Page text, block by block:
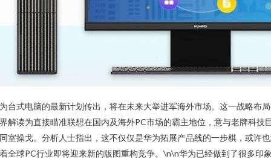
台式电脑的最新计划传出，将在未来大举进军海外市场。这一战略布
解读为直接瞄准联想在国内及海外PC市场的霸主地位，意与老牌科技
室操戈。分析人士指出，这不仅仅是华为拓展产品线的一步棋，或许
全球PC行业即将迎来新的版图重构竞争。\n\n华为已经做到了很多印